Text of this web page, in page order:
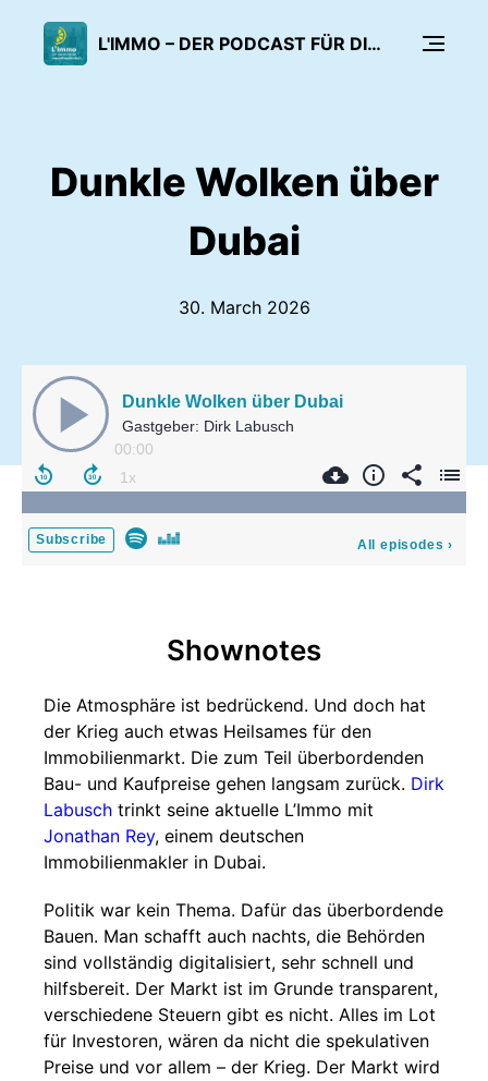
L'IMMO – DER PODCAST FÜR DIE IMMOBILIENWIRTSCHAFT
Dunkle Wolken über
Dubai
30. March 2026
Dunkle Wolken über Dubai
Gastgeber: Dirk Labusch
00:00
Subscribe All episodes ›
Shownotes
Die Atmosphäre ist bedrückend. Und doch hat
der Krieg auch etwas Heilsames für den
Immobilienmarkt. Die zum Teil überbordenden
Bau- und Kaufpreise gehen langsam zurück. Dirk
Labusch trinkt seine aktuelle L’Immo mit
Jonathan Rey, einem deutschen
Immobilienmakler in Dubai.
Politik war kein Thema. Dafür das überbordende
Bauen. Man schafft auch nachts, die Behörden
sind vollständig digitalisiert, sehr schnell und
hilfsbereit. Der Markt ist im Grunde transparent,
verschiedene Steuern gibt es nicht. Alles im Lot
für Investoren, wären da nicht die spekulativen
Preise und vor allem – der Krieg. Der Markt wird